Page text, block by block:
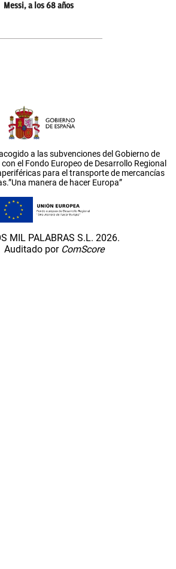
Messi, a los 68 años
a las subvenciones del Gobierno de
el Fondo Europeo de Desarrollo Regional
para el transporte de mercancías
manera de hacer Europa”
MIL PALABRAS S.L. 2026.
Auditado por ComScore